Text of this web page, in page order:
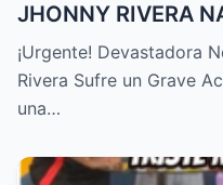
JHONNY RIVERA
ACABA de
¡Urgente! Devastadora
Rivera Sufre un Grave
una…